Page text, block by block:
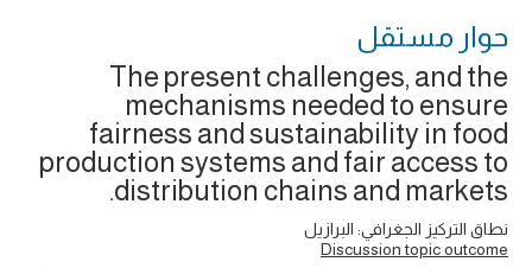
حوار ‎مستقل
The present challenges, and the
mechanisms needed to ensure
fairness and sustainability in food
production systems and fair access to
distribution chains and markets.
نطاق التركيز الجغرافي: البرازيل
Discussion topic outcome